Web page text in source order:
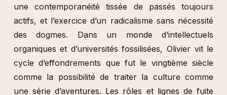
une contemporanéité tissée de passés toujours
actifs, et l’exercice d’un radicalisme sans nécessité
des dogmes. Dans un monde d’intellectuels
organiques et d’universités fossilisées, Olivier vit le
cycle d’effondrements que fut le vingtième siècle
comme la possibilité de traiter la culture comme
une série d’aventures. Les rôles et lignes de fuite